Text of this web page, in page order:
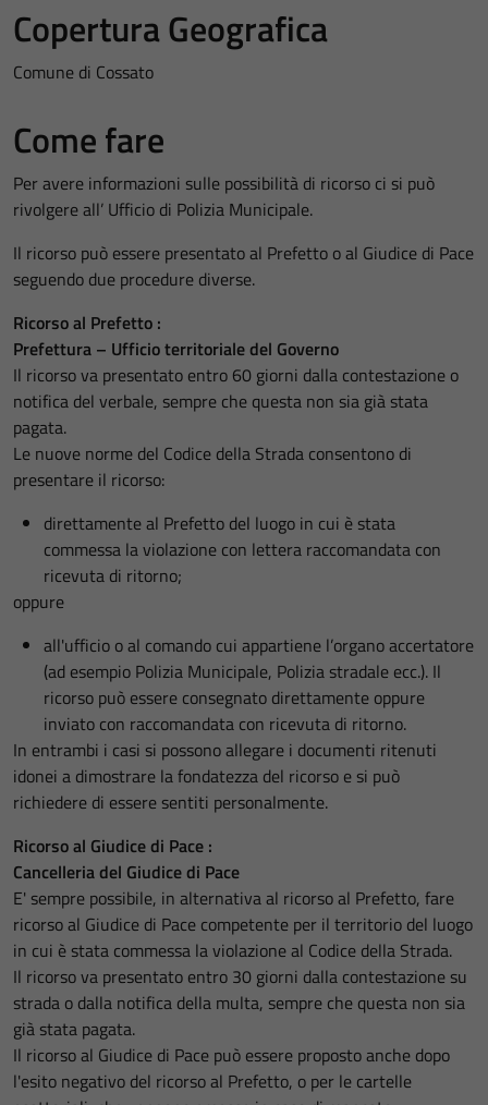
Copertura Geografica
Comune di Cossato
Come fare
Per avere informazioni sulle possibilità di ricorso ci si può
rivolgere all’ Ufficio di Polizia Municipale.
Il ricorso può essere presentato al Prefetto o al Giudice di Pace
seguendo due procedure diverse.
Ricorso al Prefetto :
Prefettura – Ufficio territoriale del Governo
Il ricorso va presentato entro 60 giorni dalla contestazione o
notifica del verbale, sempre che questa non sia già stata
pagata.
Le nuove norme del Codice della Strada consentono di
presentare il ricorso:
direttamente al Prefetto del luogo in cui è stata
commessa la violazione con lettera raccomandata con
ricevuta di ritorno;
oppure
all'ufficio o al comando cui appartiene l’organo accertatore
(ad esempio Polizia Municipale, Polizia stradale ecc.). Il
ricorso può essere consegnato direttamente oppure
inviato con raccomandata con ricevuta di ritorno.
In entrambi i casi si possono allegare i documenti ritenuti
idonei a dimostrare la fondatezza del ricorso e si può
richiedere di essere sentiti personalmente.
Ricorso al Giudice di Pace :
Cancelleria del Giudice di Pace
E' sempre possibile, in alternativa al ricorso al Prefetto, fare
ricorso al Giudice di Pace competente per il territorio del luogo
in cui è stata commessa la violazione al Codice della Strada.
Il ricorso va presentato entro 30 giorni dalla contestazione su
strada o dalla notifica della multa, sempre che questa non sia
già stata pagata.
Il ricorso al Giudice di Pace può essere proposto anche dopo
l'esito negativo del ricorso al Prefetto, o per le cartelle